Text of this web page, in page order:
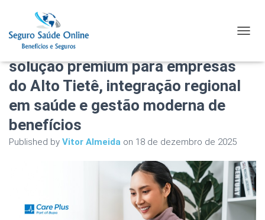
Plano de Saúde Corporativo Care
Plus em Ferraz de Vasconcelos:
solução premium para empresas
do Alto Tietê, integração regional
em saúde e gestão moderna de
benefícios
Published by Vitor Almeida on 18 de dezembro de 2025